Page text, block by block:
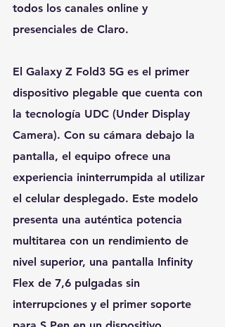
todos los canales online y
presenciales de Claro.
El Galaxy Z Fold3 5G es el primer
dispositivo plegable que cuenta con
la tecnología UDC (Under Display
Camera). Con su cámara debajo la
pantalla, el equipo ofrece una
experiencia ininterrumpida al utilizar
el celular desplegado. Este modelo
presenta una auténtica potencia
multitarea con un rendimiento de
nivel superior, una pantalla Infinity
Flex de 7,6 pulgadas sin
interrupciones y el primer soporte